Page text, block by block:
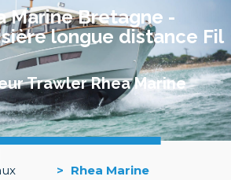
Marine Bretagne -
longue distance Fil
Trawler Rhea Marine
> Rhea Marine